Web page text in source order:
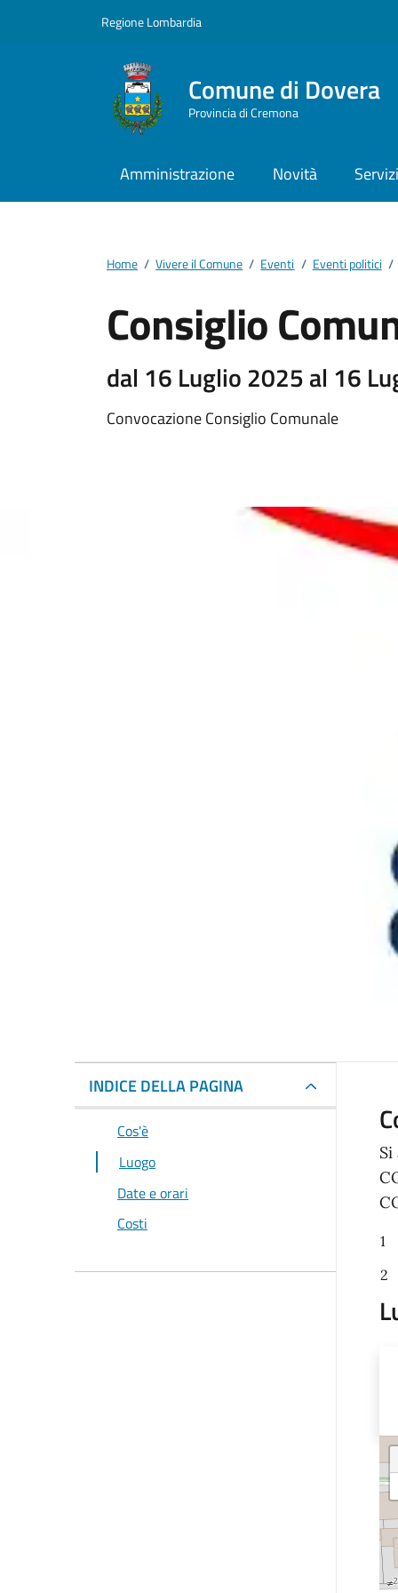
Regione Lombardia
Comune di Dovera
Provincia di Cremona
Amministrazione Novità
Home / Vivere il Comune / Eventi / Eventi politici /
Consiglio
dal 16 Luglio 2025 al 16
Convocazione Consiglio Comunale
INDICE DELLA PAGINA
Cos'è
Luogo
Date e orari
Costi
Si
1
2